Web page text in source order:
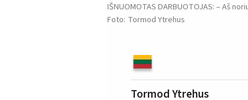
IŠNUOMOTAS DARBUOTOJAS: – Aš
Tormod Ytrehus
Tormod Ytrehus